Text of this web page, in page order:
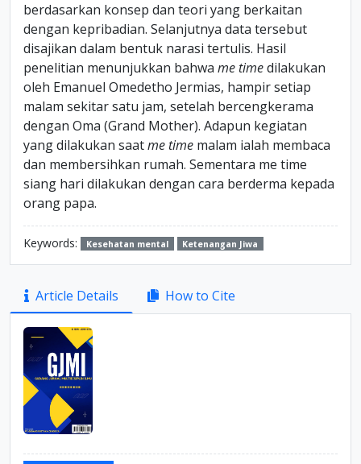
berdasarkan konsep dan teori yang berkaitan
dengan kepribadian. Selanjutnya data tersebut
disajikan dalam bentuk narasi tertulis. Hasil
penelitian menunjukkan bahwa me timedilakukan
oleh Emanuel Omedetho Jermias, hampir setiap
malam sekitar satu jam, setelah bercengkerama
dengan Oma (Grand Mother). Adapun kegiatan
yang dilakukan saatmetime malam ialah membaca
dan membersihkan rumah. Sementara me time
siang hari dilakukan dengan cara berderma kepada
orang papa.
Keywords: Kesehatan mental Ketenangan Jiwa
Article
Sidebar
Article Details How to Cite